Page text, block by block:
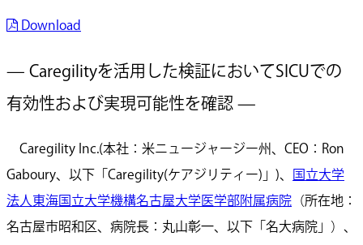
Download
— Caregilityを活用した検証においてSICUでの
有効性および実現可能性を確認 —
Caregility Inc.(本社：米ニュージャージー州、CEO：Ron
Gaboury、以下「Caregility(ケアジリティー)」)、
国立大学
法人東海国立大学機構名古屋大学医学部附属病院 （所在地：
名古屋市昭和区、病院長：丸山彰一、以下「名大病院」）、